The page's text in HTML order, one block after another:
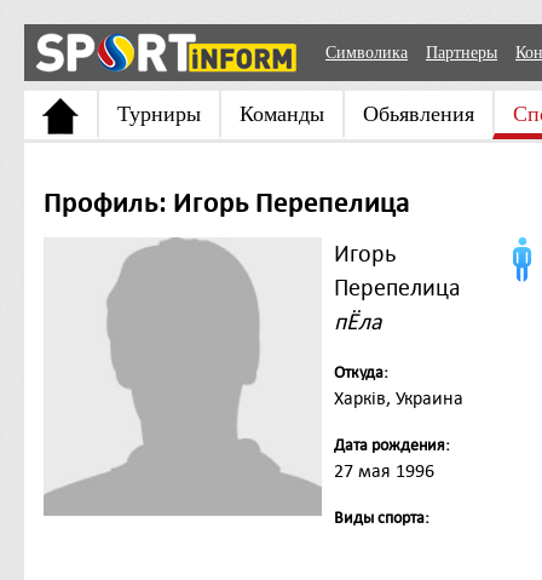
Символика Партнеры
Турниры Команды Обьявления
Профиль: Игорь Перепелица
Игорь
Перепелица
пЁла
Откуда:
Харків, Украина
Дата рождения:
27 мая 1996
Виды спорта: